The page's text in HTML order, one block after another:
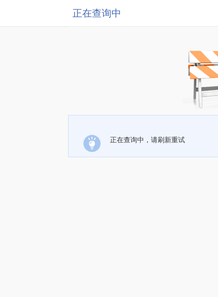
正在查询中
正在查询中，请刷新重试